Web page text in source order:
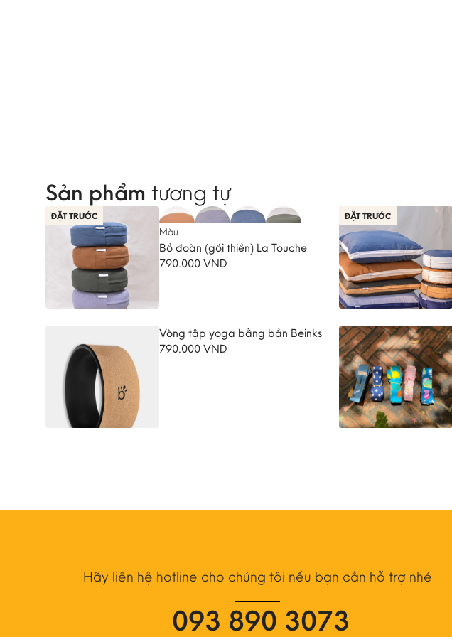
Sản phẩm tương tự
ĐẶT TRƯỚC
Bồ đoàn (gối thiền) La Touche
790.000 VND
Màu
ĐẶT TRƯỚC
Vòng tập yoga bằng bần Beinks
790.000 VND
Hãy liên hệ hotline cho chúng tôi nếu bạn cần hỗ trợ nhé
093 890 3073